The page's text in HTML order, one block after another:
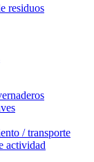
residuos
/ transporte
actividad